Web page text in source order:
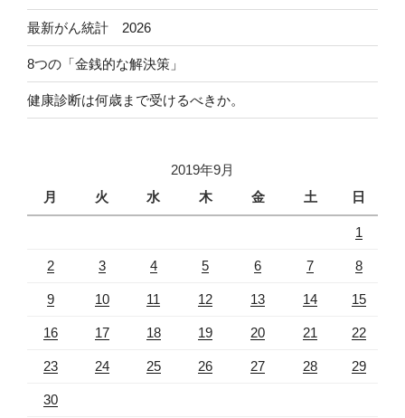
最新がん統計 2026
8つの「金銭的な解決策」
健康診断は何歳まで受けるべきか。
2019年9月
月
火 水 木 金 土 日
1
2 3 4 5 6 7 8
9 10 11 12 13 14 15
16 17 18 19 20 21 22
23 24 25 26 27 28 29
30